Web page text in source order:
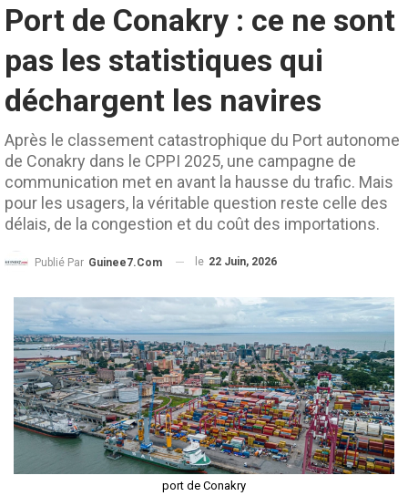
Port de Conakry : ce ne sont
pas les statistiques qui
déchargent les navires
Après le classement catastrophique du Port autonome
de Conakry dans le CPPI 2025, une campagne de
communication met en avant la hausse du trafic. Mais
pour les usagers, la véritable question reste celle des
délais, de la congestion et du coût des importations.
Publié Par Guinee7.com le 22 Juin, 2026
port de Conakry